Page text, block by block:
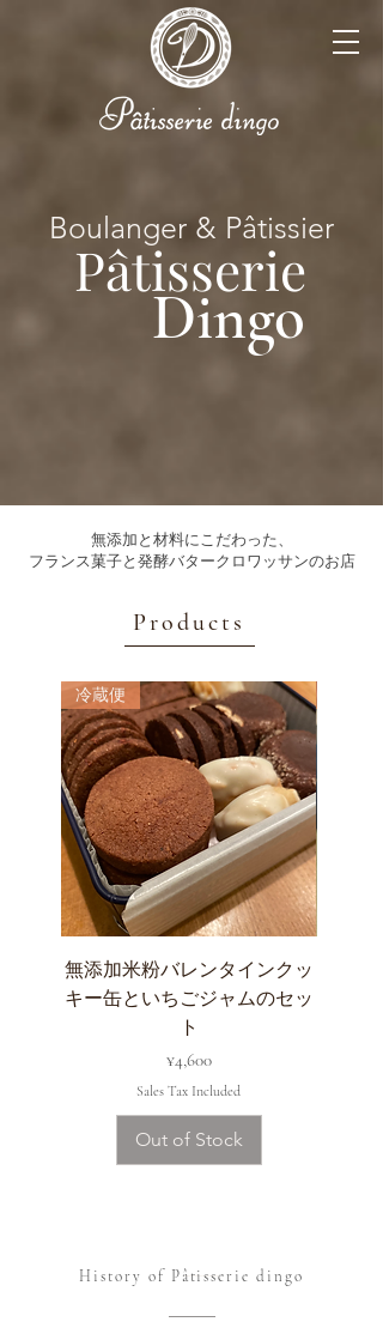
Boulanger & Pâtissier
Pâtisserie
Dingo
無添加と材料にこだわった、
フランス菓子と発酵バタークロワッサンのお店
Products
冷蔵便
無添加米粉バレンタインクッ
キー缶といちごジャムのセッ
ト
Price
¥4,600
Sales Tax Included
Out of Stock
History of Pâtisserie dingo